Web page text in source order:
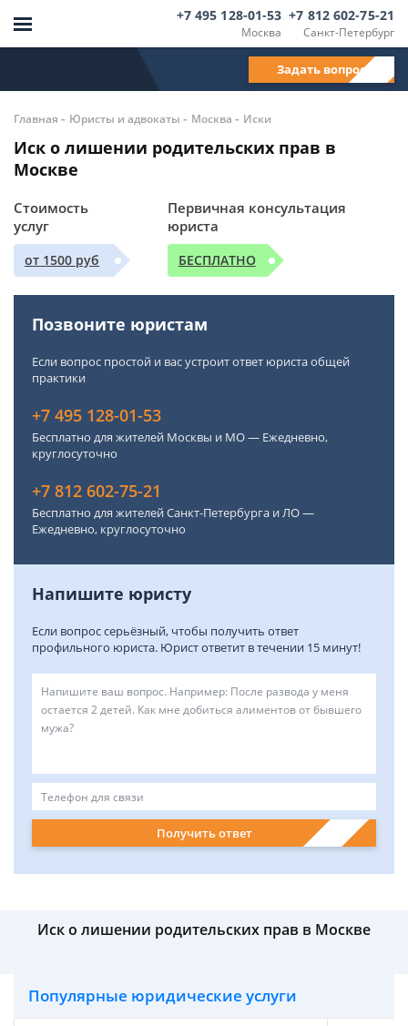
Москва
+7 495 128-01-53
Санкт-Петербург
+7 812 602-75-21
Задать вопрос
Главная - Юристы и адвокаты - Москва - Иски
Иск о лишении родительских прав в
Москве
Стоимость
услуг
от 1500 руб
Первичная консультация
юриста
БЕСПЛАТНО
Позвоните юристам
Если вопрос простой и вас устроит ответ юриста общей
практики
+7 495 128-01-53
Бесплатно для жителей Москвы и МО — Ежедневно,
круглосуточно
+7 812 602-75-21
Бесплатно для жителей Санкт-Петербурга и ЛО —
Ежедневно, круглосуточно
Напишите юристу
Если вопрос серьёзный, чтобы получить ответ
профильного юриста. Юрист ответит в течении 15 минут!
Получить ответ
Иск о лишении родительских прав в Москве
Популярные юридические услуги